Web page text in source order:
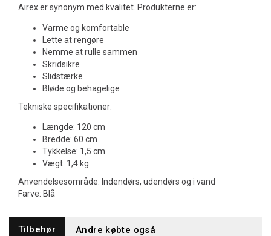
Airex er synonym med kvalitet. Produkterne er:
Varme og komfortable
Lette at rengøre
Nemme at rulle sammen
Skridsikre
Slidstærke
Bløde og behagelige
Tekniske specifikationer:
Længde: 120 cm
Bredde: 60 cm
Tykkelse: 1,5 cm
Vægt: 1,4 kg
Anvendelsesområde: Indendørs, udendørs og i vand
Farve: Blå
Tilbehør Andre købte også